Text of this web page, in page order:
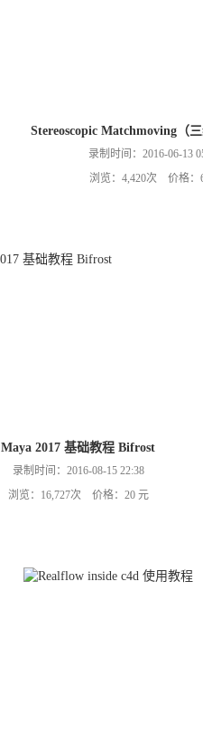
Stereoscopic Matchmoving（
录制时间：2016-06-13
浏览：4,420次 价格：
Maya 2017 基础教程 Bifrost
录制时间：2016-08-15 22:38
浏览：16,727次 价格：20 元